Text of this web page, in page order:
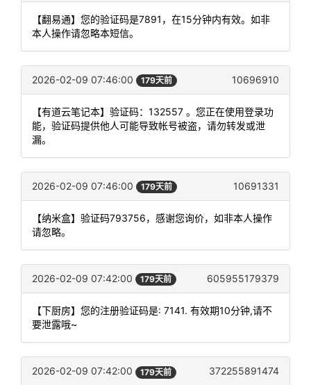
【翻易通】您的验证码是7891，在15分钟内有效。如非
本人操作请忽略本短信。
2026-02-09 07:46:00 179天前 10696910
【有道云笔记本】验证码：132557 。您正在使用登录功
能，验证码提供他人可能导致帐号被盗，请勿转发或泄
漏。
2026-02-09 07:46:00 179天前 10691331
【纳米盒】验证码793756，感谢您询价，如非本人操作
请忽略。
2026-02-09 07:42:00 179天前 605955179379
【下厨房】您的注册验证码是: 7141. 有效期10分钟,请不
要泄露哦~
2026-02-09 07:42:00 179天前 372255891474